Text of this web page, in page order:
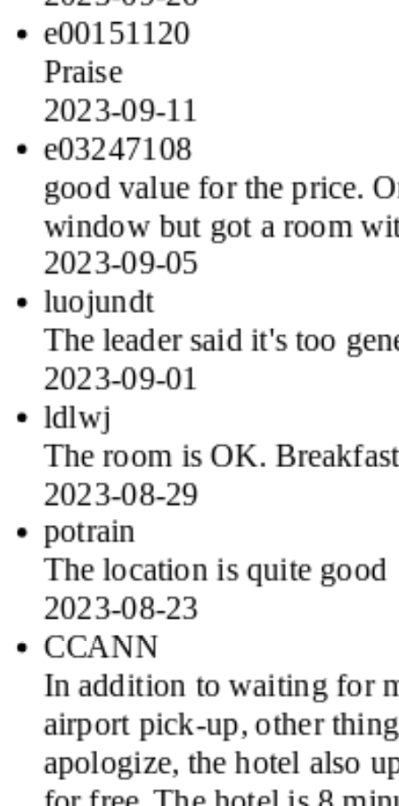
e00151120
Praise
2023-09-11
e03247108
good value for the price.
window but got a room
2023-09-05
luojundt
The leader said it's too
2023-09-01
ldlwj
The room is OK.
2023-08-29
potrain
The location is quite good
2023-08-23
CCANN
In addition to waiting for
airport pick-up, other
apologize, the hotel also
for free. The hotel is 8